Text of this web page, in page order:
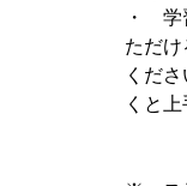
・ 学
ただ
くだ
くと